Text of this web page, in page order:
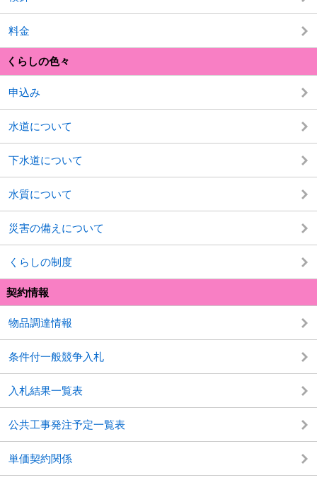
料金
くらしの色々
申込み
水道について
下水道について
水質について
災害の備えについて
くらしの制度
契約情報
物品調達情報
条件付一般競争入札
入札結果一覧表
公共工事発注予定一覧表
単価契約関係